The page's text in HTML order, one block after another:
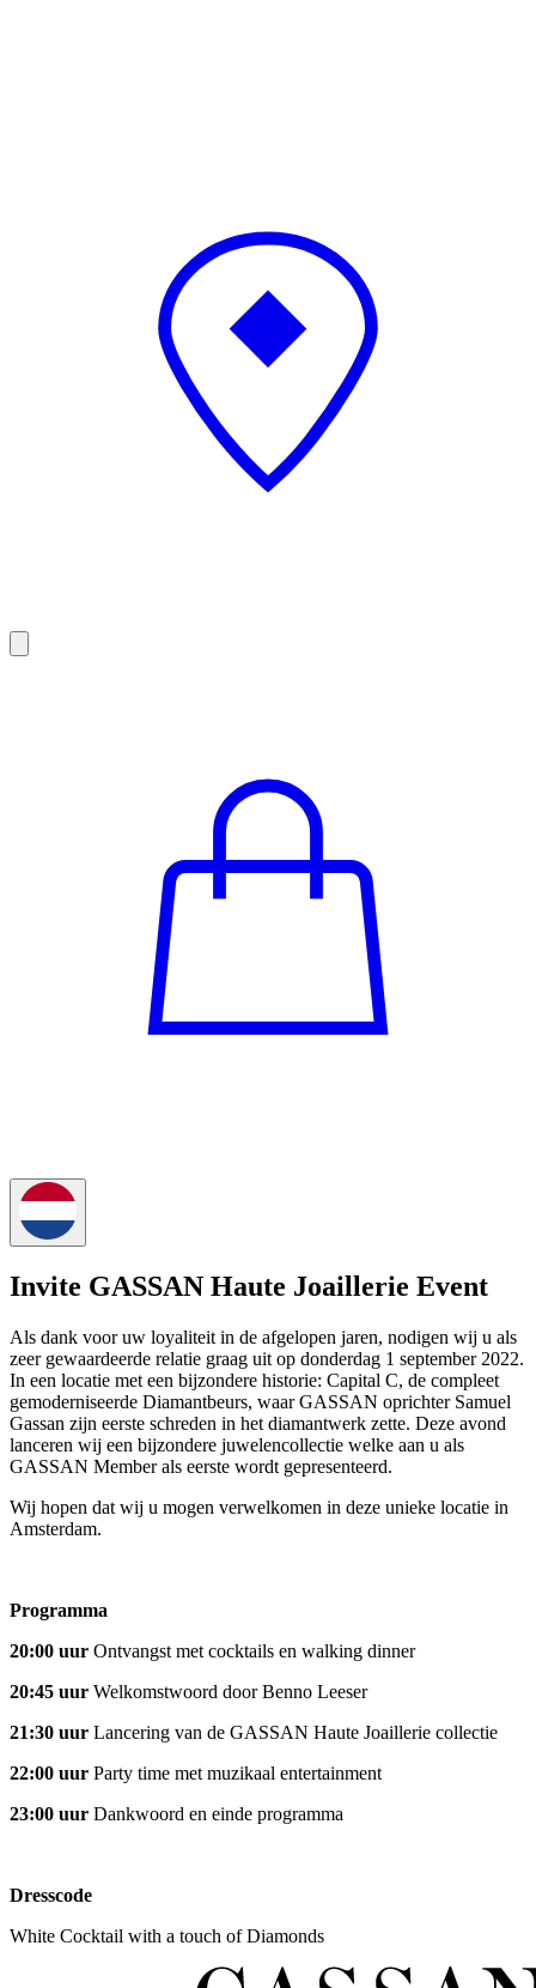
Invite GASSAN Haute Joaillerie Event
Als dank voor uw loyaliteit in de afgelopen jaren, nodigen wij u als
zeer gewaardeerde relatie graag uit op donderdag 1 september 2022.
In een locatie met een bijzondere historie: Capital C, de compleet
gemoderniseerde Diamantbeurs, waar GASSAN oprichter Samuel
Gassan zijn eerste schreden in het diamantwerk zette. Deze avond
lanceren wij een bijzondere juwelencollectie welke aan u als
GASSAN Member als eerste wordt gepresenteerd.
Wij hopen dat wij u mogen verwelkomen in deze unieke locatie in
Amsterdam.
Programma
20:00 uur Ontvangst met cocktails en walking dinner
20:45 uur Welkomstwoord door Benno Leeser
21:30 uur Lancering van de GASSAN Haute Joaillerie collectie
22:00 uur Party time met muzikaal entertainment
23:00 uur Dankwoord en einde programma
Dresscode
White Cocktail with a touch of Diamonds